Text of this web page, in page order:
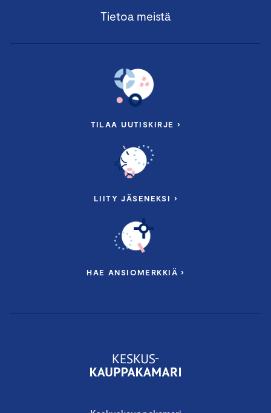
Tietoa meistä
TILAA UUTISKIRJE ›
LIITY JÄSENEKSI ›
HAE ANSIOMERKKIÄ ›